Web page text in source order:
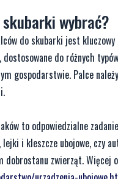
wybrać?
do skubarki jest
do różnych
gospodarstwie. Palce
to odpowiedzialne
lejki i kleszcze ubojowe, czy
dobrostanu zwierząt.